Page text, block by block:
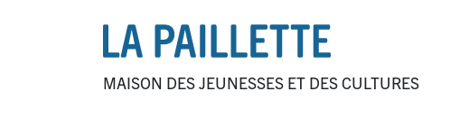
MAISON DES JEUNESSES ET DES CULTURES